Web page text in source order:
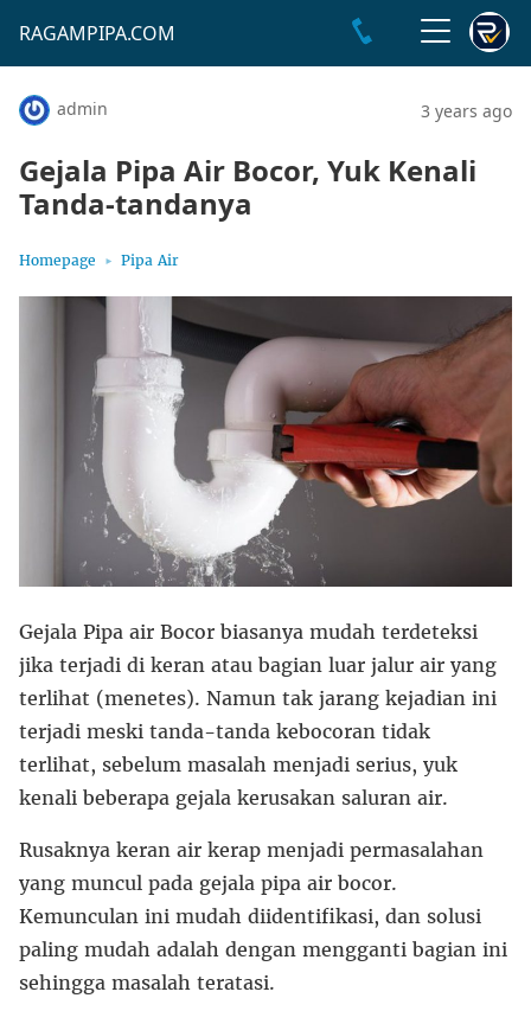
RAGAMPIPA.COM
admin 3 years ago
Gejala Pipa Air Bocor, Yuk Kenali
Tanda-tandanya
Homepage Pipa Air
Gejala Pipa air Bocor biasanya mudah terdeteksi
jika terjadi di keran atau bagian luar jalur air yang
terlihat (menetes). Namun tak jarang kejadian ini
terjadi meski tanda-tanda kebocoran tidak
terlihat, sebelum masalah menjadi serius, yuk
kenali beberapa gejala kerusakan saluran air.
Rusaknya keran air kerap menjadi permasalahan
yang muncul pada gejala pipa air bocor.
Kemunculan ini mudah diidentifikasi, dan solusi
paling mudah adalah dengan mengganti bagian ini
sehingga masalah teratasi.